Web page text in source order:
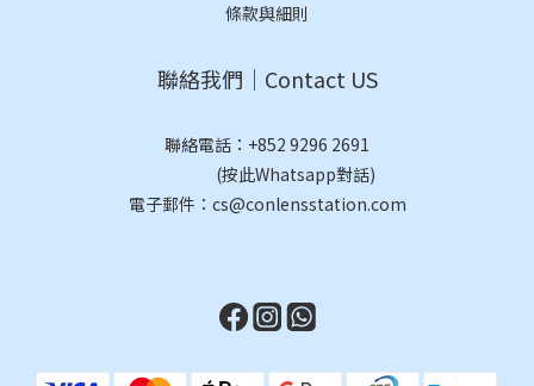
條款與細則
聯絡我們｜Contact US
聯絡電話： +852 9296 2691
(按此Whatsapp對話)
電子郵件：cs@conlensstation.com